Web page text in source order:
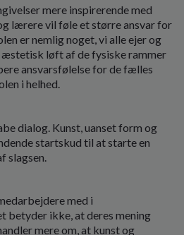
mere inspirerende med
lærere vil føle et større ansvar for
er nemlig noget, vi alle ejer og
æstetisk løft af de fysiske rammer
ansvarsfølelse for de fælles
i helhed.
dialog. Kunst, uanset form og
startskud til at starte en
slagsen.
med i
betyder ikke, at deres mening
mere om, at kunst og